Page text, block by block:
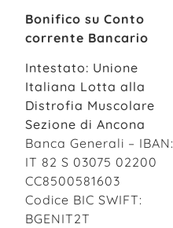
Bonifico su Conto
corrente Bancario
Intestato: Unione
Italiana Lotta alla
Distrofia Muscolare
Sezione di Ancona
Banca Generali – IBAN:
IT 82 S 03075 02200
CC8500581603
Codice BIC SWIFT:
BGENIT2T